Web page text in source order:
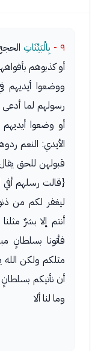
٩ - بِالْبَيِّنَاتِ
أو كذبوهم
ووضعوا أيديهم
رسولهم لما أدعى
أو وضعوا
الأيدي: النعم
قبولهن للحق
{قالت رسلهم
ليغفر لكم من
أنتم إلا بشرٌ
فأتونا بسلطانٍ
مثلكم ولكن
أن نأتيكم بسلطانٍ
وما لنا ألا